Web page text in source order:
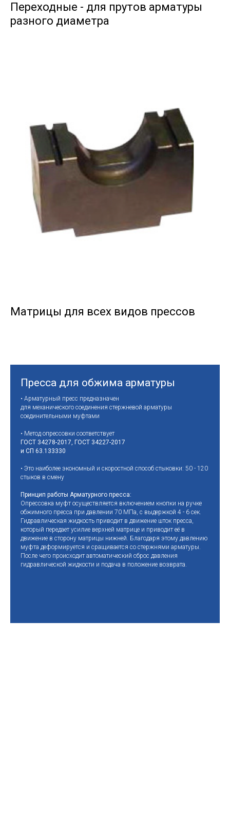
Переходные - для прутов арматуры
разного диаметра
Матрицы для всех видов прессов
Пресса для обжима арматуры
• Арматурный пресс предназначен
для механического соединения стержневой арматуры
соединительными муфтами
• Метод опрессовки соответствует
ГОСТ 34278-2017, ГОСТ 34227-2017
и СП 63.133330
• Это наиболее экономный и скоростной способ стыковки: 50 - 120
стыков в смену
Принцип работы Арматурного пресса:
Опрессовка муфт осуществляется включением кнопки на ручке
обжимного пресса при давлении 70 МПа, с выдержкой 4 - 6 сек.
Гидравлическая жидкость приводит в движение шток пресса,
который передает усилие верхней матрице и приводит её в
движение в сторону матрицы нижней. Благодаря этому давлению
муфта деформируется и сращивается со стержнями арматуры.
После чего происходит автоматический сброс давления
гидравлической жидкости и подача в положение возврата.